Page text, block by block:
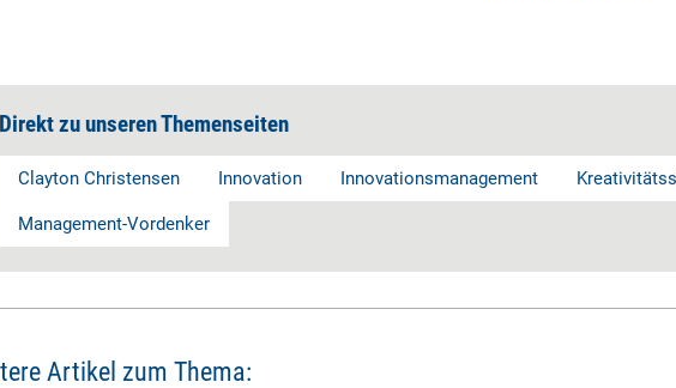
Direkt zu unseren Themenseiten
Clayton Christensen Innovation Innovationsmanagement
Management-Vordenker
Artikel zum Thema: